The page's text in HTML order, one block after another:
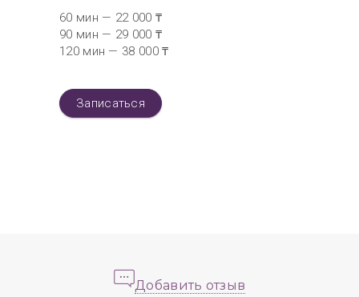
60 мин — 22 000 ₸
90 мин — 29 000 ₸
120 мин — 38 000 ₸
Записаться
Добавить отзыв